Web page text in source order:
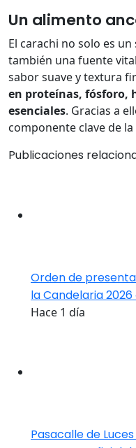
Un alimento
El carachi no solo es
también una fuente
sabor suave y textura
en proteínas, fósforo,
esenciales. Gracias a
componente clave de
Publicaciones
Orden de
la Candelaria
Hace 1 día
Pasacalle de